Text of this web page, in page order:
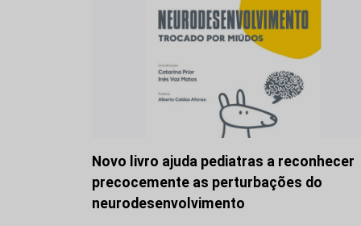
Novo livro ajuda pediatras a reconhecer
precocemente as perturbações do
neurodesenvolvimento